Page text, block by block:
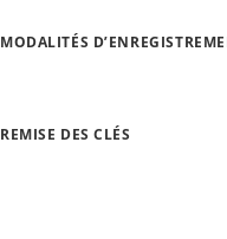
MODALITÉS
REMISE DES CLÉS